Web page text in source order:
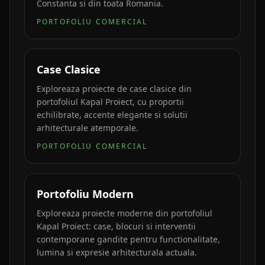
Constanta si din toata Romania.
PORTOFOLIU COMERCIAL
Case Clasice
Exploreaza proiecte de case clasice din
portofoliul Kapal Proiect, cu proportii
echilibrate, accente elegante si solutii
arhitecturale atemporale.
PORTOFOLIU COMERCIAL
Portofoliu Modern
Exploreaza proiecte moderne din portofoliul
Kapal Proiect: case, blocuri si interventii
contemporane gandite pentru functionalitate,
lumina si expresie arhitecturala actuala.